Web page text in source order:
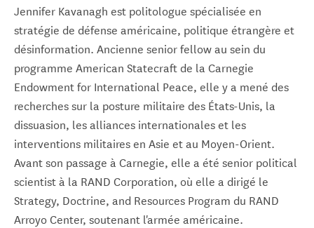
Jennifer Kavanagh est politologue spécialisée en
stratégie de défense américaine, politique étrangère et
désinformation. Ancienne senior fellow au sein du
programme American Statecraft de la Carnegie
Endowment for International Peace, elle y a mené des
recherches sur la posture militaire des États-Unis, la
dissuasion, les alliances internationales et les
interventions militaires en Asie et au Moyen-Orient.
Avant son passage à Carnegie, elle a été senior political
scientist à la RAND Corporation, où elle a dirigé le
Strategy, Doctrine, and Resources Program du RAND
Arroyo Center, soutenant l'armée américaine.